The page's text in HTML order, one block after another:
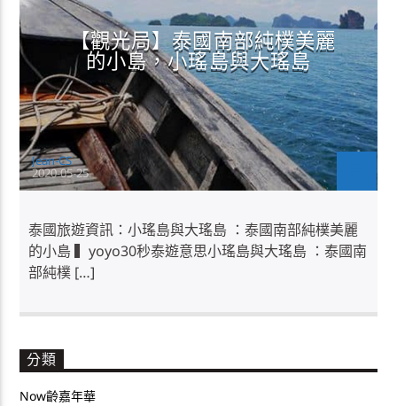
【觀光局】泰國南部純樸美麗
的小島，小瑤島與大瑤島
Jean-CS
2020-05-25
泰國旅遊資訊：小瑤島與大瑤島 ：泰國南部純樸美麗
的小島 ▍yoyo30秒泰遊意思小瑤島與大瑤島 ：泰國南
部純樸 […]
分類
Now齡嘉年華